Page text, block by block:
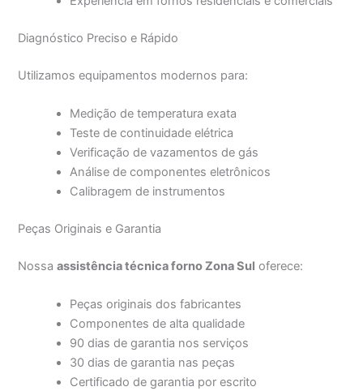
Diagnóstico Preciso e Rápido
Utilizamos equipamentos modernos para:
Medição de temperatura exata
Teste de continuidade elétrica
Verificação de vazamentos de gás
Análise de componentes eletrônicos
Calibragem de instrumentos
Peças Originais e Garantia
Nossaassistência técnica forno Zona Sul oferece:
Peças originais dos fabricantes
Componentes de alta qualidade
90 dias de garantia nos serviços
30 dias de garantia nas peças
Certificado de garantia por escrito